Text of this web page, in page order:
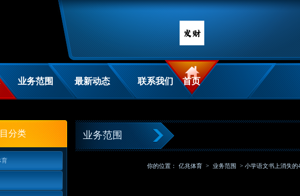
首页
业务范围 最新动态 联系我们
分类
育
业务范围
你的位置： 亿兆体育 > 业务范围 > 小学语文书上消失